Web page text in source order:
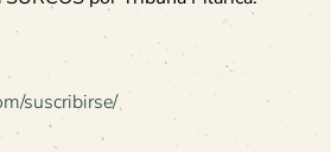
suscribirse/